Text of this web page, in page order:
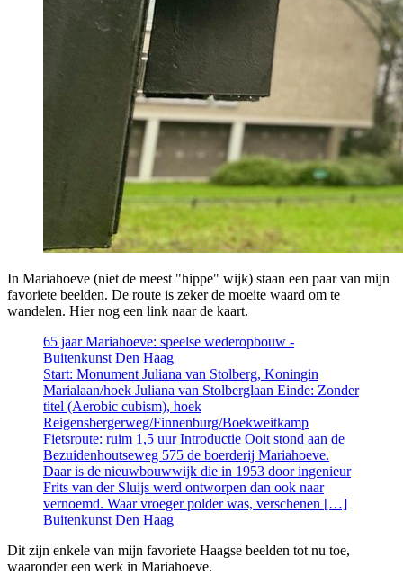
In Mariahoeve (niet de meest "hippe" wijk) staan een paar van mijn
favoriete beelden. De route is zeker de moeite waard om te
wandelen. Hier nog een link naar de kaart.
65 jaar Mariahoeve: speelse wederopbouw -
Buitenkunst Den Haag
Start: Monument Juliana van Stolberg, Koningin
Marialaan/hoek Juliana van Stolberglaan Einde: Zonder
titel (Aerobic cubism), hoek
Reigensbergerweg/Finnenburg/Boekweitkamp
Fietsroute: ruim 1,5 uur Introductie Ooit stond aan de
Bezuidenhoutseweg 575 de boerderij Mariahoeve.
Daar is de nieuwbouwwijk die in 1953 door ingenieur
Frits van der Sluijs werd ontworpen dan ook naar
vernoemd. Waar vroeger polder was, verschenen […]
Buitenkunst Den Haag
Dit zijn enkele van mijn favoriete Haagse beelden tot nu toe,
waaronder een werk in Mariahoeve.